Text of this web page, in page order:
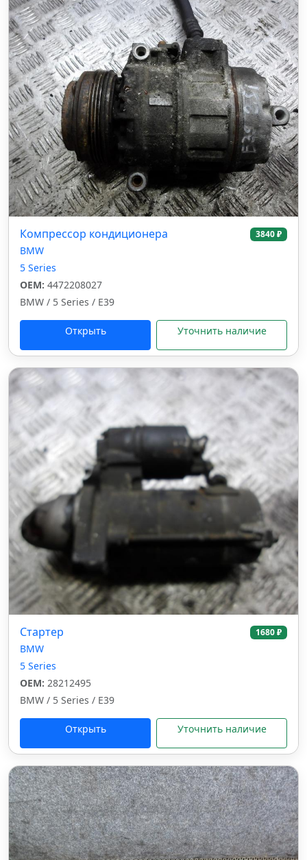
Компрессор кондиционера 3840 ₽
BMW
5 Series
OEM: 4472208027
BMW / 5 Series / E39
Открыть Уточнить наличие
Стартер 1680 ₽
BMW
5 Series
OEM: 28212495
BMW / 5 Series / E39
Открыть Уточнить наличие